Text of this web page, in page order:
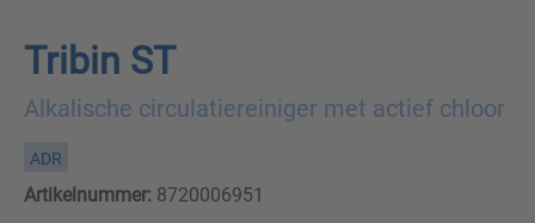
Tribin ST
Alkalische circulatiereiniger met actief chloor
ADR
Artikelnummer: 8720006951